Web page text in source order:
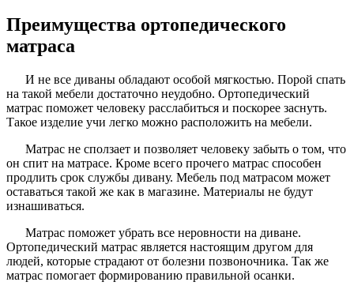
Преимущества ортопедического
матраса
И не все диваны обладают особой мягкостью. Порой спать
на такой мебели достаточно неудобно. Ортопедический
матрас поможет человеку расслабиться и поскорее заснуть.
Такое изделие учи легко можно расположить на мебели.
Матрас не сползает и позволяет человеку забыть о том, что
он спит на матрасе. Кроме всего прочего матрас способен
продлить срок службы дивану. Мебель под матрасом может
оставаться такой же как в магазине. Материалы не будут
изнашиваться.
Матрас поможет убрать все неровности на диване.
Ортопедический матрас является настоящим другом для
людей, которые страдают от болезни позвоночника. Так же
матрас помогает формированию правильной осанки.